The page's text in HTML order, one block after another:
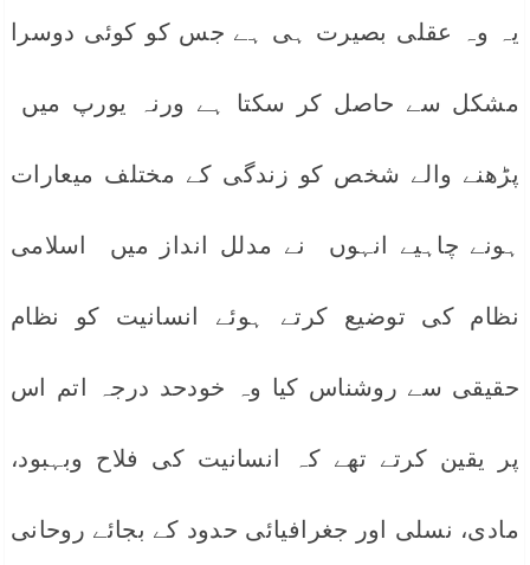
یہ وہ عقلی بصیرت ہی ہے جس کو کوئی دوسرا
مشکل سے حاصل کر سکتا ہے ورنہ یورپ میں
پڑھنے والے شخص کو زندگی کے مختلف میعارات
ہونے چاہیے انہوں نے مدلل انداز میں اسلامی
نظام کی توضیع کرتے ہوئے انسانیت کو نظام
حقیقی سے روشناس کیا وہ خودحد درجہ اتم اس
پر یقین کرتے تھے کہ انسانیت کی فلاح وبہبود،
مادی، نسلی اور جغرافیائی حدود کے بجائے روحانی